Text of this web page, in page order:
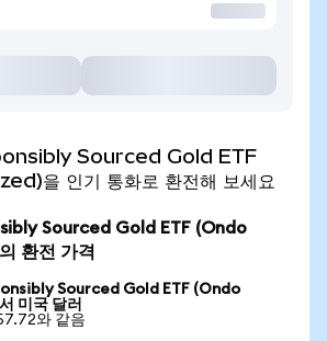
Sourced Gold ETF
을 인기 통화로 환전해 보세요
Sourced Gold ETF (Ondo
환전 가격
Sourced Gold ETF (Ondo
미국 달러
와 같음